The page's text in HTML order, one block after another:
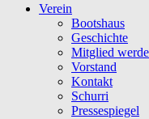
Verein
Bootshaus
Geschichte
Mitglied
Vorstand
Kontakt
Schurri
Pressespiegel